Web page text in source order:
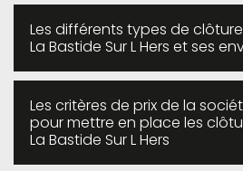
Les différents types de
La Bastide Sur L Hers et ses
Les critères de prix de la
pour mettre en place les
La Bastide Sur L Hers